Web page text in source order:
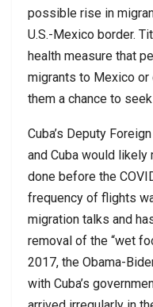
possible rise in
U.S.-Mexico border.
health measure that
migrants to Mexico
them a chance to
Cuba’s Deputy
and Cuba would
done before the
frequency of flights
migration talks and
removal of the “wet
2017, the Obama-
with Cuba’s